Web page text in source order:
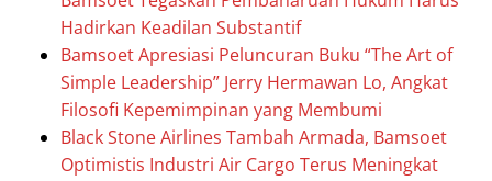
Hadirkan Keadilan Substantif
Bamsoet Apresiasi Peluncuran Buku “The Art of
Simple Leadership” Jerry Hermawan Lo, Angkat
Filosofi Kepemimpinan yang Membumi
Black Stone Airlines Tambah Armada, Bamsoet
Optimistis Industri Air Cargo Terus Meningkat